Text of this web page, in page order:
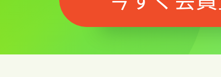
ログインが必